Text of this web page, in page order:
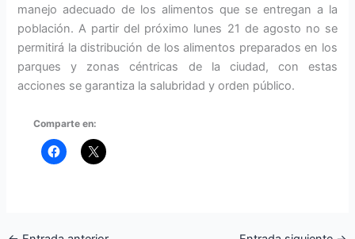
manejo adecuado de los alimentos que se entregan a la
población. A partir del próximo lunes 21 de agosto no se
permitirá la distribución de los alimentos preparados en los
parques y zonas céntricas de la ciudad, con estas
acciones se garantiza la salubridad y orden público.
Comparte en: